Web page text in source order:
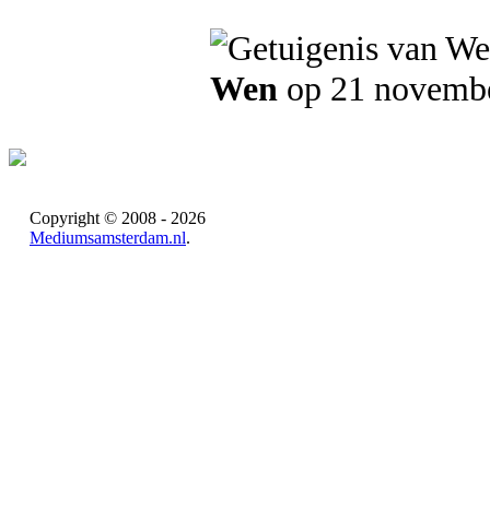
Wen op 21
Copyright © 2008 - 2026
Mediumsamsterdam.nl.